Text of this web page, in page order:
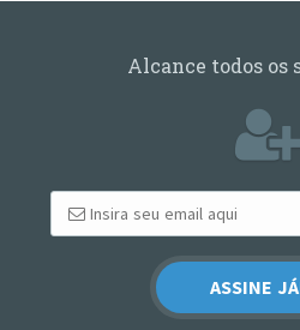
Alcance todos os